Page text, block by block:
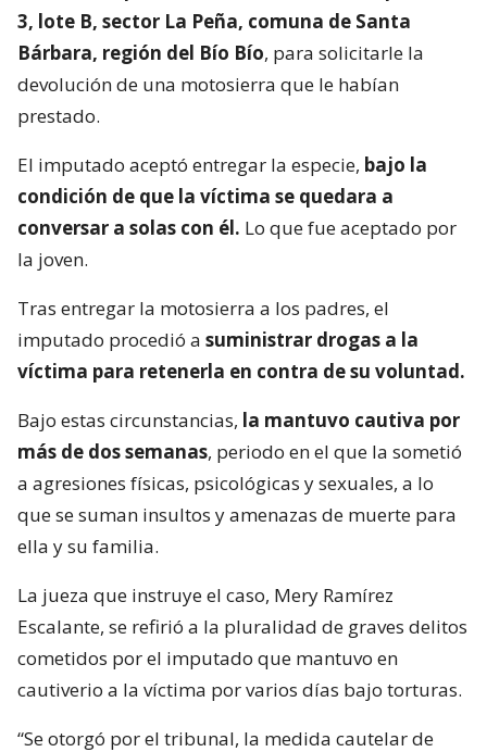
3, lote B, sector La Peña, comuna de Santa
Bárbara, región del Bío Bío, para solicitarle la
devolución de una motosierra que le habían
prestado.
El imputado aceptó entregar la especie, bajo la
condición de que la víctima se quedara a
conversar a solas con él. Lo que fue aceptado por
la joven.
Tras entregar la motosierra a los padres, el
imputado procedió a suministrar drogas a la
víctima para retenerla en contra de su voluntad.
Bajo estas circunstancias, la mantuvo cautiva por
más de dos semanas, periodo en el que la sometió
a agresiones físicas, psicológicas y sexuales, a lo
que se suman insultos y amenazas de muerte para
ella y su familia.
La jueza que instruye el caso, Mery Ramírez
Escalante, se refirió a la pluralidad de graves delitos
cometidos por el imputado que mantuvo en
cautiverio a la víctima por varios días bajo torturas.
“Se otorgó por el tribunal, la medida cautelar de